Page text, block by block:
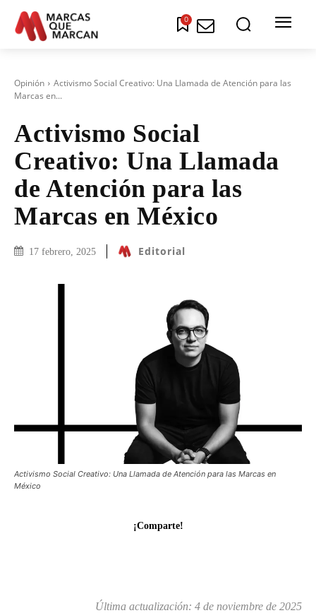
0
Opinión
Activismo Social Creativo: Una Llamada de Atención para las
Marcas en...
Activismo Social
Creativo: Una Llamada
de Atención para las
Marcas en México
17 febrero, 2025 Editorial
Activismo Social Creativo: Una Llamada de Atención para las Marcas en
México
¡Comparte!
Última actualización: 4 de noviembre de 2025